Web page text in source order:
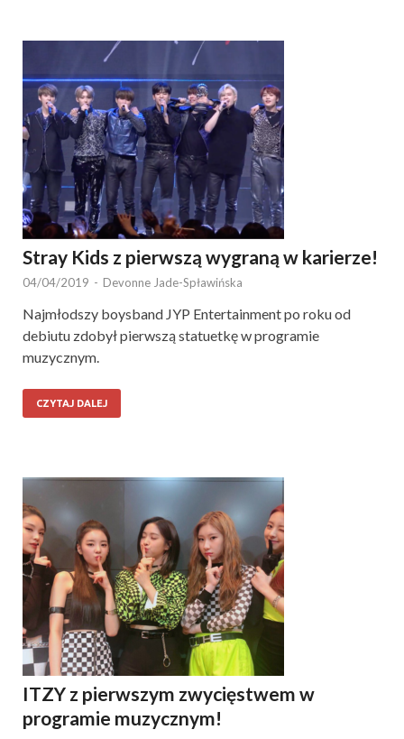
Stray Kids z pierwszą wygraną w karierze!
04/04/2019 - Devonne Jade-Spławińska
Najmłodszy boysband JYP Entertainment po roku od
debiutu zdobył pierwszą statuetkę w programie
muzycznym.
CZYTAJ DALEJ
ITZY z pierwszym zwycięstwem w
programie muzycznym!